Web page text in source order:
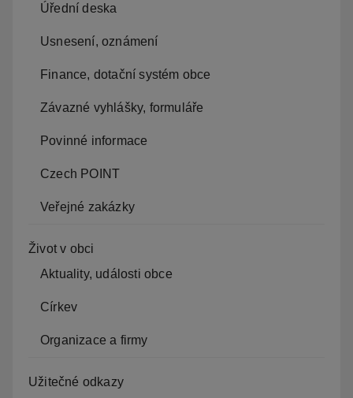
Úřední deska
Usnesení, oznámení
Finance, dotační systém obce
Závazné vyhlášky, formuláře
Povinné informace
Czech POINT
Veřejné zakázky
Život v obci
Aktuality, události obce
Církev
Organizace a firmy
Užitečné odkazy